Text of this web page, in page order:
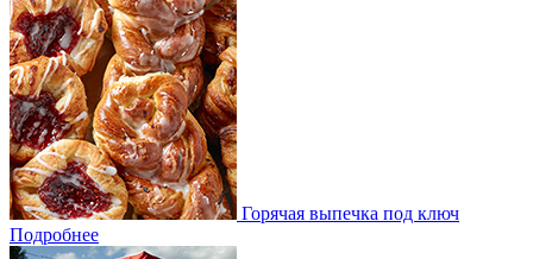
Горячая выпечка под ключ
Подробнее